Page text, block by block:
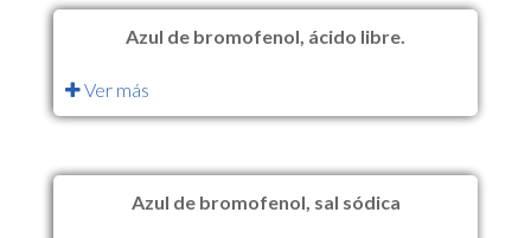
Azul de bromofenol, ácido libre.
Ver más
Azul de bromofenol, sal sódica